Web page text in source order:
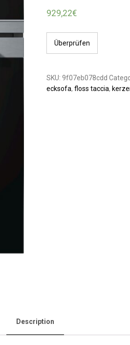
929,22€
Überprüfen
SKU: 9f07eb078cdd
ecksofa, floss taccia,
Description